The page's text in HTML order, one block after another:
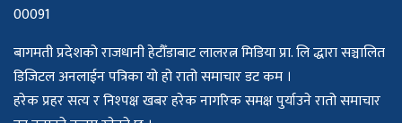
00091
बागमती प्रदेशको राजधानी हेटौँडाबाट लालरत्न मिडिया प्रा. लि द्धारा सञ्चालित
डिजिटल अनलाईन पत्रिका यो हो रातो समाचार डट कम ।
हरेक प्रहर सत्य र निश्पक्ष खबर हरेक नागरिक समक्ष पुर्याउने रातो समाचार